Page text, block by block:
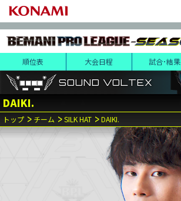
順位表 大会日程 試合･結果
SOUND VOLTEX
3月 20日(水･祝)
第1試合
SOUND VOLTEX
SOUND VOLTEX
DAIKI.
トップ チーム SILK HAT DAIKI.